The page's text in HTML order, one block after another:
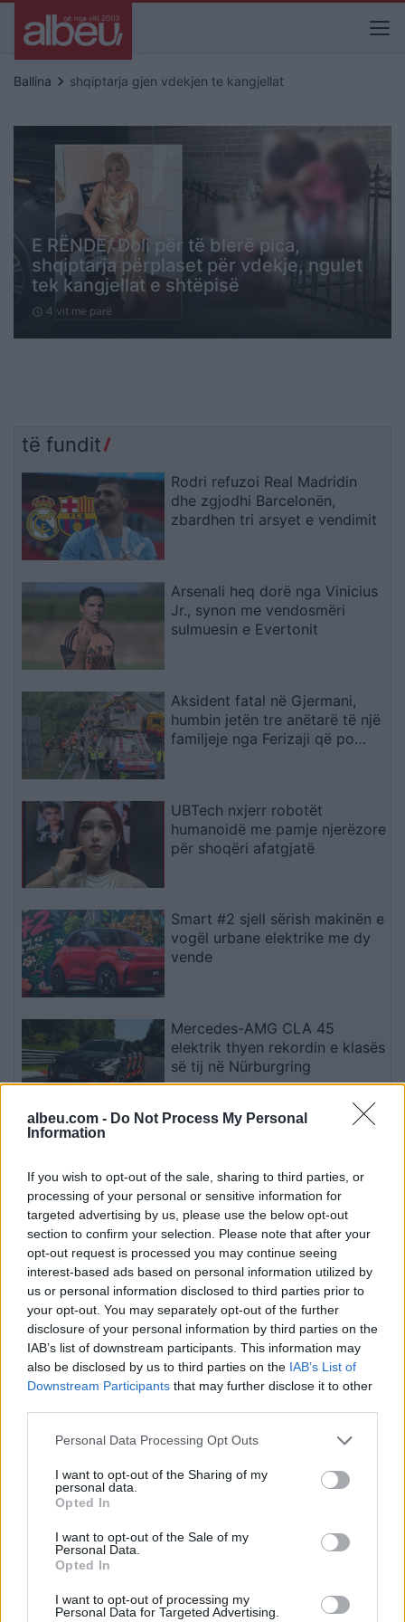
albeu.com - Do Not Process My Personal
Information
If you wish to opt-out of the sale, sharing to third parties, or
processing of your personal or sensitive information for
targeted advertising by us, please use the below opt-out
section to confirm your selection. Please note that after your
opt-out request is processed you may continue seeing
interest-based ads based on personal information utilized by
us or personal information disclosed to third parties prior to
your opt-out. You may separately opt-out of the further
disclosure of your personal information by third parties on the
IAB’s list of downstream participants. This information may
also be disclosed by us to third parties on the IAB’s List of
Downstream Participants that may further disclose it to other
Personal Data Processing Opt Outs
I want to opt-out of the Sharing of my
personal data.
Opted In
I want to opt-out of the Sale of my
Personal Data.
Opted In
I want to opt-out of processing my
Personal Data for Targeted Advertising.
Ballina keyboard_arrow_right shqiptarja gjen vdekjen te kangjellat
E RËNDË/ Doli për të blerë pica,
shqiptarja përplaset për vdekje, ngulet
tek kangjellat e shtëpisë
schedule 4 vit me parë
të fundit
Rodri refuzoi Real Madridin
dhe zgjodhi Barcelonën,
zbardhen tri arsyet e vendimit
Arsenali heq dorë nga Vinicius
Jr., synon me vendosmëri
sulmuesin e Evertonit
Aksident fatal në Gjermani,
humbin jetën tre anëtarë të një
familjeje nga Ferizaji që po
UBTech nxjerr robotët
humanoidë me pamje njerëzore
për shoqëri afatgjatë
Smart #2 sjell sërish makinën e
vogël urbane elektrike me dy
vende
Mercedes-AMG CLA 45
elektrik thyen rekordin e klasës
së tij në Nürburgring
në motin hapësinor dhe Tokë
Esim for Global
Esim for USA|Esim for Italy| Esim for Spain|Esim